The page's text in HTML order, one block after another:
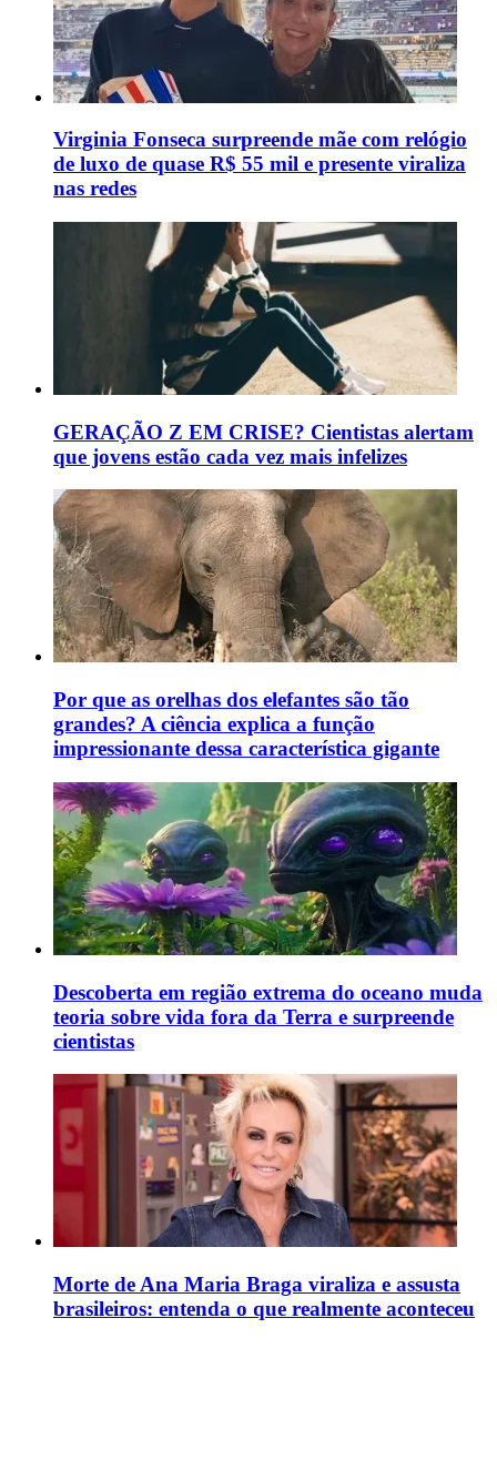
Virginia Fonseca surpreende mãe com relógio
de luxo de quase R$ 55 mil e presente viraliza
nas redes
GERAÇÃO Z EM CRISE? Cientistas alertam
que jovens estão cada vez mais infelizes
Por que as orelhas dos elefantes são tão
grandes? A ciência explica a função
impressionante dessa característica gigante
Descoberta em região extrema do oceano muda
teoria sobre vida fora da Terra e surpreende
cientistas
Morte de Ana Maria Braga viraliza e assusta
brasileiros: entenda o que realmente aconteceu